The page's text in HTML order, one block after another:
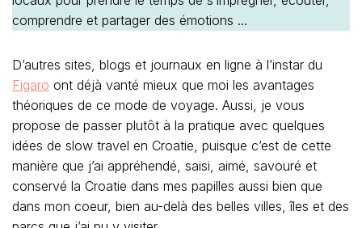
comprendre et partager des émotions …
D’autres sites, blogs et journaux en ligne à l’instar du
Figaro ont déjà vanté mieux que moi les avantages
théoriques de ce mode de voyage. Aussi, je vous
propose de passer plutôt à la pratique avec quelques
idées de slow travel en Croatie, puisque c’est de cette
manière que j’ai appréhendé, saisi, aimé, savouré et
conservé la Croatie dans mes papilles aussi bien que
dans mon coeur, bien au-delà des belles villes, îles et des